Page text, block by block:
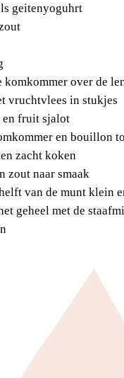
geitenyoguhrt
komkommer over de
vruchtvlees in stukjes
en fruit sjalot
en bouillon
zacht koken
zout naar smaak
van de munt klein
geheel met de